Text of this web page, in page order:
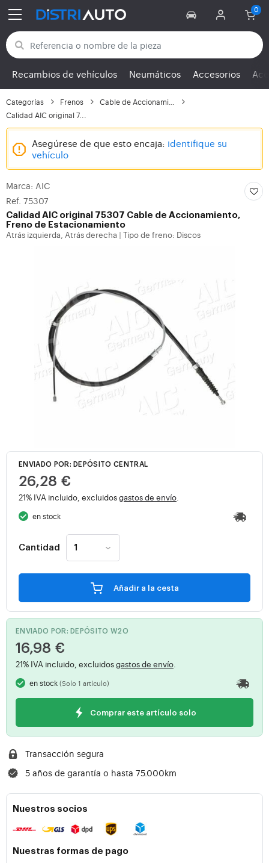
Volver a las categorías
Recambios de vehículos Neumáticos Accesorios
Categorías Frenos
Calidad AIC original 7...
Asegúrese de que esto encaja: identifique su
vehículo
Marca: AIC
Ref. 75307
Calidad AIC original 75307 Cable de Accionamiento,
Freno de Estacionamiento
Atrás izquierda, Atrás derecha Tipo de freno: Discos
ENVIADO POR: DEPÓSITO CENTRAL
26,28 €
21% IVA incluido, excluidosgastos de envío
en stock
Cantidad
Añadir a la cesta
ENVIADO POR: DEPÓSITO W2O
16,98 €
21% IVA incluido, excluidosgastos de envío
en stock(Solo 1 artículo)
Comprar este artículo solo
Transacción segura
5 años de garantía o hasta 75.000km
Nuestros socios
Nuestras formas de pago